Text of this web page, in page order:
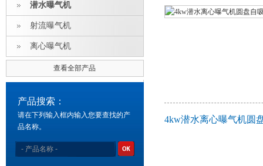
潜水曝气机
射流曝气机
离心曝气机
查看全部产品
产品搜索：
请在下列输入框内输入您要查找的产
品名称。
4kw潜水离心曝气机圆